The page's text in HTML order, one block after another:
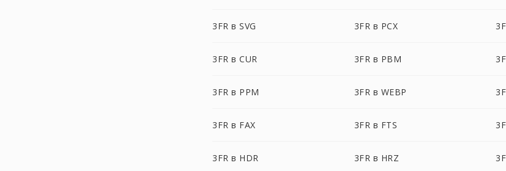
3FR в SVG 3FR в PCX
3FR в CUR 3FR в PBM
3FR в PPM 3FR в WEBP
3FR в FAX 3FR в FTS
3FR в HDR 3FR в HRZ